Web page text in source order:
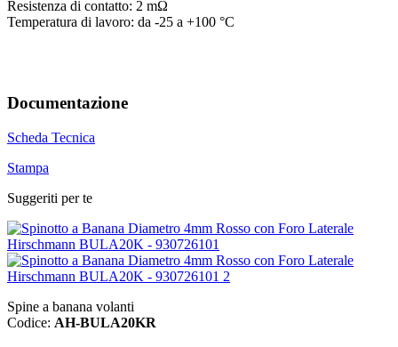
Resistenza di contatto: 2 mΩ
Temperatura di lavoro: da -25 a +100 °C
Documentazione
Scheda Tecnica
Stampa
Suggeriti per te
Spine a banana volanti
Codice: AH-BULA20KR